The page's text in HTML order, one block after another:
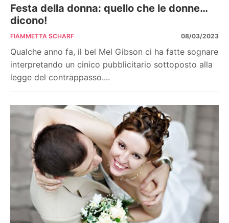
Festa della donna: quello che le donne…
dicono!
FIAMMETTA SCHARF 08/03/2023
Qualche anno fa, il bel Mel Gibson ci ha fatte sognare
interpretando un cinico pubblicitario sottoposto alla
legge del contrappasso....